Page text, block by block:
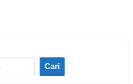
Cari